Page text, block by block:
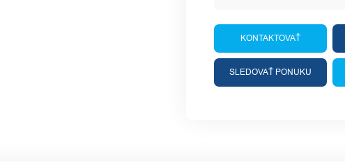
KONTAKTOVAŤ
SLEDOVAŤ PONUKU